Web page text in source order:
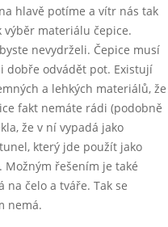
hlavě potíme a vítr nás tak
výběr materiálu čepice.
nevydrželi. Čepice musí
dobře odvádět pot. Existují
a lehkých materiálů, že
fakt nemáte rádi (podobně
že v ní vypadá jako
který jde použít jako
Možným řešením je také
na čelo a tváře. Tak se
nemá.